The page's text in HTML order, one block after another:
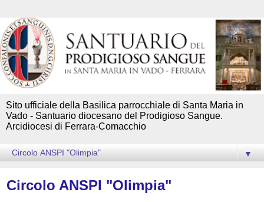
Sito ufficiale della Basilica parrocchiale di Santa Maria in
Vado - Santuario diocesano del Prodigioso Sangue.
Arcidiocesi di Ferrara-Comacchio
▼
Circolo ANSPI "Olimpia"